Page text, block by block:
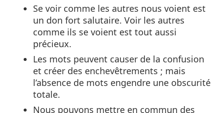
Se voir comme les autres nous voient est
un don fort salutaire. Voir les autres
comme ils se voient est tout aussi
précieux.
Les mots peuvent causer de la confusion
et créer des enchevêtrements ; mais
l’absence de mots engendre une obscurité
totale.
Nous pouvons mettre en commun des